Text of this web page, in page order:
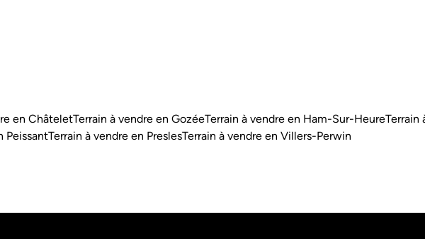
en ChâteletTerrain à vendre en GozéeTerrain à vendre en Ham-Sur-HeureTerrain
PeissantTerrain à vendre en PreslesTerrain à vendre en Villers-Perwin